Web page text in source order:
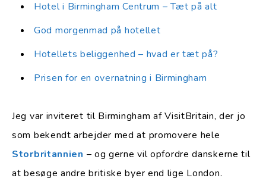
Hotel i Birmingham Centrum – Tæt på alt
God morgenmad på hotellet
Hotellets beliggenhed – hvad er tæt på?
Prisen for en overnatning i Birmingham
Jeg var inviteret til Birmingham af VisitBritain, der jo
som bekendt arbejder med at promovere hele
Storbritannien – og gerne vil opfordre danskerne til
at besøge andre britiske byer end lige London.